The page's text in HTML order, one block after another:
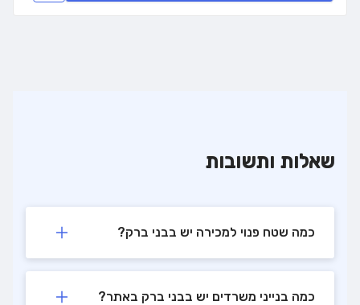
שאלות ותשובות
כמה שטח פנוי למכירה יש בבני ברק?
כמה בנייני משרדים יש בבני ברק באתר?